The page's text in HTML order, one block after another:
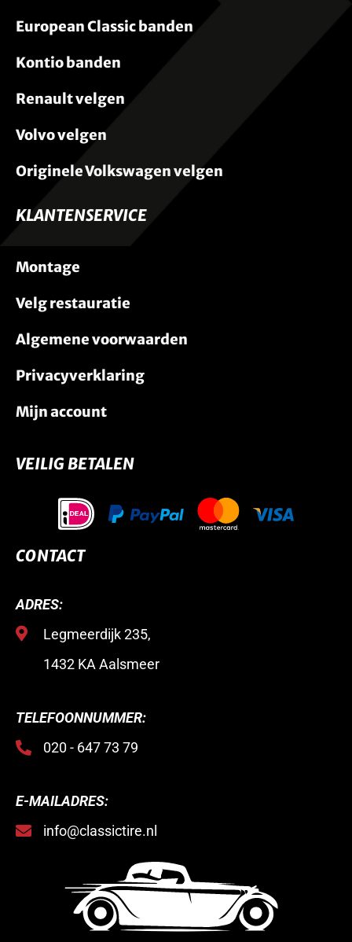
European Classic banden
Kontio banden
Renault velgen
Volvo velgen
Originele Volkswagen velgen
KLANTENSERVICE
Montage
Velg restauratie
Algemene voorwaarden
Privacyverklaring
Mijn account
VEILIG BETALEN
CONTACT
ADRES:
Legmeerdijk 235,
1432 KA Aalsmeer
TELEFOONNUMMER:
020 - 647 73 79
E-MAILADRES:
info@classictire.nl